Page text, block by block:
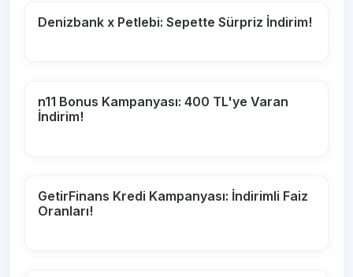
Denizbank x Petlebi: Sepette Sürpriz İndirim!
n11 Bonus Kampanyası: 400 TL'ye Varan
İndirim!
GetirFinans Kredi Kampanyası: İndirimli Faiz
Oranları!